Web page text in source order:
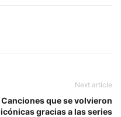
Next article
Canciones que se volvieron
icónicas gracias a las series